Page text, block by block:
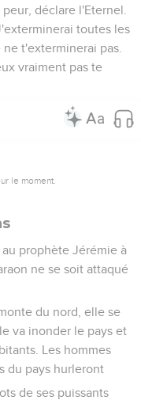
déclare l'Eternel.
toutes les
t'exterminerai pas.
vraiment pas te
le moment.
prophète Jérémie à
ne se soit attaqué
du nord, elle se
va inonder le pays et
Les hommes
du pays hurleront
de ses puissants